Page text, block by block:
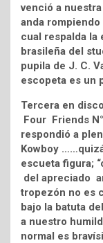
venció a nuestra
anda
cual respalda la
brasileña del
pupila de J. C.
escopeta es un
Tercera en
Four Friends
respondió a
Kowboy
escueta figura;
del apreciado
tropezón no es
bajo la batuta
a nuestro
normal es